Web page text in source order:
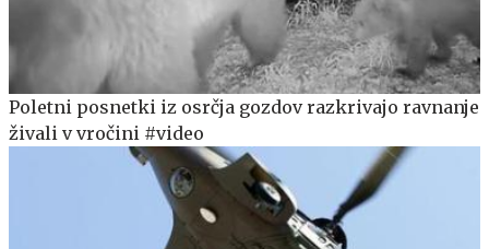
Poletni posnetki iz osrčja gozdov razkrivajo ravnanje
živali v vročini #video